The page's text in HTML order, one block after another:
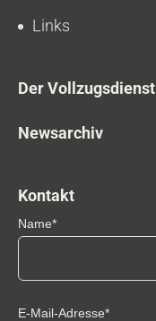
Links
Der Vollzugsdienst
Newsarchiv
Kontakt
Name*
E-Mail-Adresse*